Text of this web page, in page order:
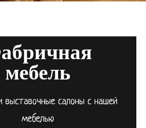
мебель
выставочные салоны с нашей
мебелью